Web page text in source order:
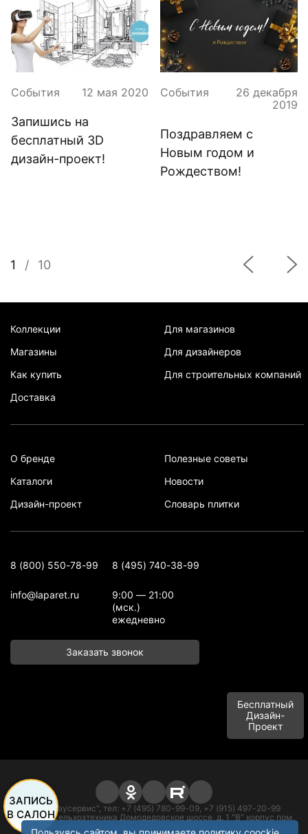
События 12 мая 2020
Запишись на
бесплатный 3D
дизайн-проект!
События
26 декабря
2019
Поздравляем с
Новым годом и
Рождеством!
1 / 10
Коллекции
Магазины
Как купить
Доставка
Для магазинов
Для дизайнеров
Для строительных компаний
О бренде
Каталоги
Дизайн-проект
Полезные советы
Новости
Словарь плитки
8 (800) 550-78-99 8 (495) 740-38-99
info@laparet.ru
9:00 — 21:00
(мск.)
ежедневно
Заказать звонок
Бесплатный
Дизайн-
Проект
ООО "Баусервис", тел: +7 (495) 780-99-09, +7 (915) 497-20-99
Адрес: п. Сельхозтехника Домодедовское шоссе, д. 1 "В" корпус пом.
офисного типа, этаж 1 Подольск, Московская область 142116, Россия
ЗАПИСЬ
В САЛОН